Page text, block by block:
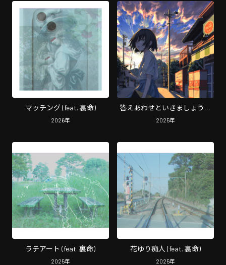
マッチング (feat. 裏命)
2026年
答えあわせといきましょう！
(feat. 裏命)
2025年
ラテアート (feat. 裏命)
2025年
花ゆり痴人 (feat. 裏命)
2025年